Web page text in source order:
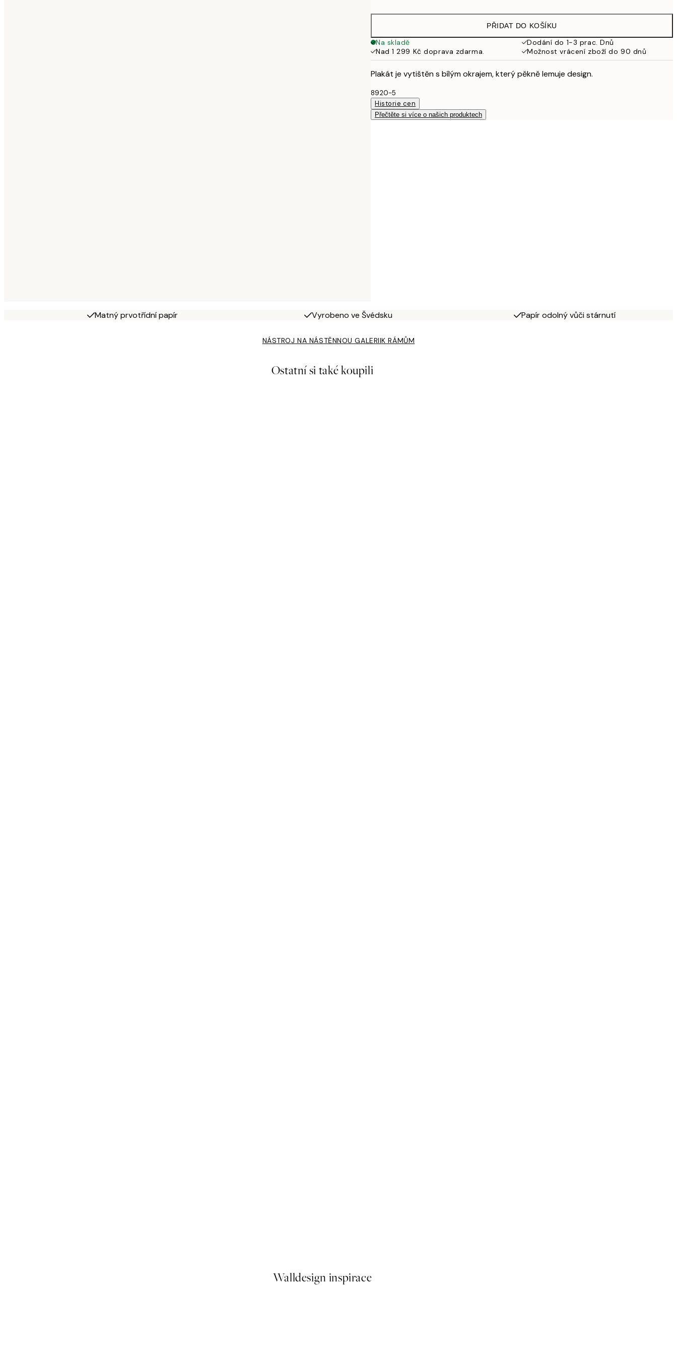
925 Kč
PŘIDAT DO KOŠÍKU
Na skladě
Dodání do 1-3 prac. Dnů
Nad 1 299 Kč doprava zdarma.
Možnost vrácení zboží do 90 dnů
Plakát je vytištěn s bílým okrajem, který pěkně lemuje design.
8920-5
Historie cen
Přečtěte si více o našich produktech
Matný prvotřídní papír Vyrobeno ve Švédsku Papír odolný vůči stárnutí
NÁSTROJ NA NÁSTĚNNOU GALERIIK RÁMŮM
Ostatní si také koupili
Walldesign inspirace